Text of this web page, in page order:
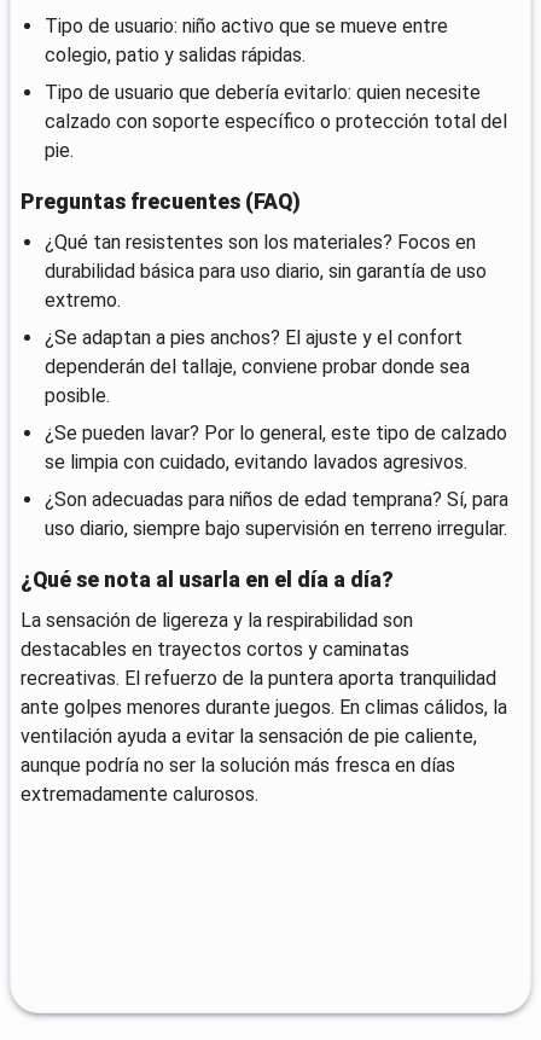
Tipo de usuario: niño activo que se mueve entre
colegio, patio y salidas rápidas.
Tipo de usuario que debería evitarlo: quien necesite
calzado con soporte específico o protección total del
pie.
Preguntas frecuentes (FAQ)
¿Qué tan resistentes son los materiales? Focos en
durabilidad básica para uso diario, sin garantía de uso
extremo.
¿Se adaptan a pies anchos? El ajuste y el confort
dependerán del tallaje, conviene probar donde sea
posible.
¿Se pueden lavar? Por lo general, este tipo de calzado
se limpia con cuidado, evitando lavados agresivos.
¿Son adecuadas para niños de edad temprana? Sí, para
uso diario, siempre bajo supervisión en terreno irregular.
¿Qué se nota al usarla en el día a día?
La sensación de ligereza y la respirabilidad son
destacables en trayectos cortos y caminatas
recreativas. El refuerzo de la puntera aporta tranquilidad
ante golpes menores durante juegos. En climas cálidos, la
ventilación ayuda a evitar la sensación de pie caliente,
aunque podría no ser la solución más fresca en días
extremadamente calurosos.